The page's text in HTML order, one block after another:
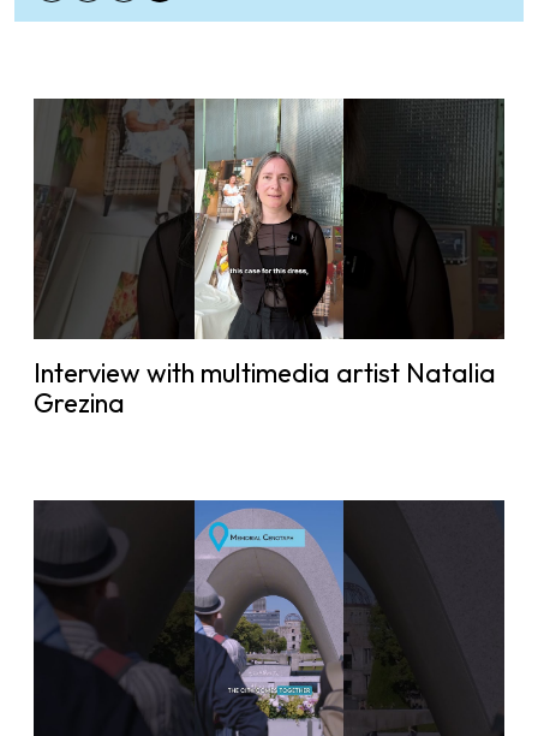
Interview with multimedia artist Natalia
Grezina